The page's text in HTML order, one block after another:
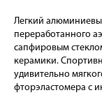
Легкий
переработанного
сапфировым
керамики.
удивительно
фторэластомера с